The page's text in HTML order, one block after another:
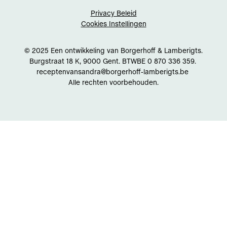
© 2025 Een ontwikkeling van Borgerhoff & Lamberigts.
Burgstraat 18 K, 9000 Gent. BTWBE 0 870 336 359.
receptenvansandra@borgerhoff-lamberigts.be
Alle rechten voorbehouden.
Privacy Beleid
Cookies Instellingen